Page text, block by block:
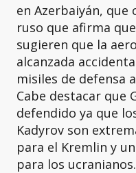
en Azerbaiyán,
ruso que afirma
sugieren que la
alcanzada
misiles de defensa
Cabe destacar que
defendido ya que
Kadyrov son
para el Kremlin y
para los ucranianos.